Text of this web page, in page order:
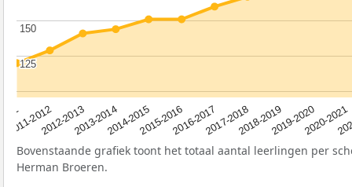
2011-20122012-20132013-20142014-20152015-20162016-20172017-20182018-20192019-20202020-2021
125
125
150
150
Bovenstaande grafiek toont het totaal aantal leerlingen per
Herman Broeren.